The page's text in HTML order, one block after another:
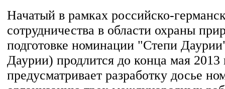
Начатый в рамках российско-
сотрудничества в области охраны
подготовке номинации "Степи
Даурии) продлится до конца мая 2013
предусматривает разработку досье